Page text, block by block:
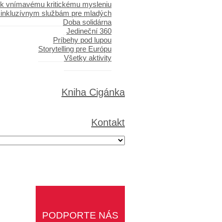
vnímavému kritickému mysleniu
službám pre mladých
Doba solidárna
Jedineční 360
Príbehy pod lupou
Storytelling pre Európu
Všetky aktivity
Kniha Cigánka
Kontakt
PODPORTE NÁS